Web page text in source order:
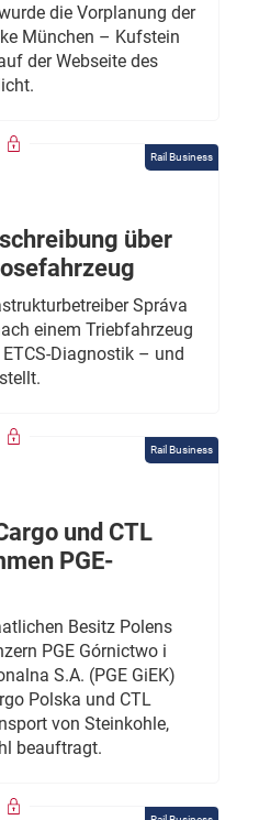
die Vorplanung der
München – Kufstein
der Webseite des
Rail Business
über
Správa
einem Triebfahrzeug
Diagnostik – und
Rail Business
und CTL
PGE-
Besitz Polens
PGE Górnictwo i
S.A. (PGE GiEK)
Polska und CTL
von Steinkohle,
beauftragt.